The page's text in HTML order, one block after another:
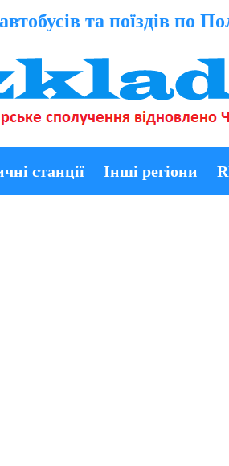
та поїздів по
станції Інші регіони